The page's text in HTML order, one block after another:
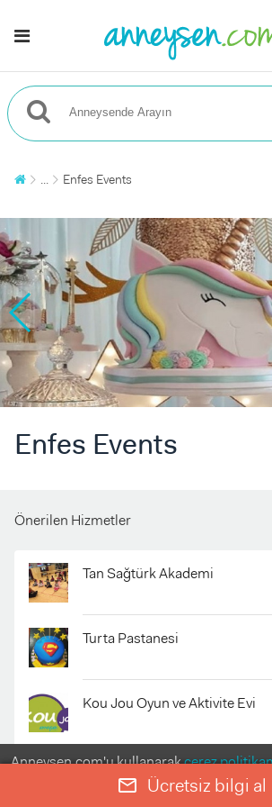
... Enfes Events
Enfes Events
Önerilen Hizmetler
Tan Sağtürk Akademi
Turta Pastanesi
Kou Jou Oyun ve Aktivite Evi
Sofist Özel Aile Danışma
Anneysen.com'u kullanarakçerez
kabul etmiş olursunuz.
mail_outline Ücretsiz bilgi al